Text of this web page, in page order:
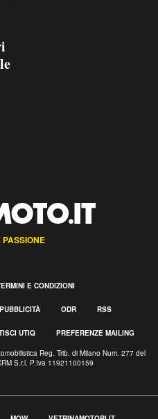
E CONDIZIONI
PUBBLICITÀ ODR RSS
UTIQ PREFERENZE MAILING
Reg. Trib. di Milano Num. 277 del
S.r.l. P.Iva 11921100159